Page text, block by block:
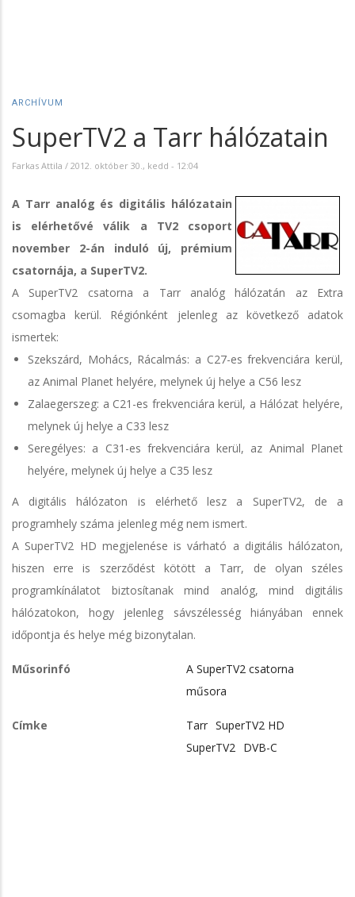
ARCHÍVUM
SuperTV2 a Tarr hálózatain
Farkas Attila / 2012. október 30., kedd - 12:04
A Tarr analóg és digitális hálózatain
is elérhetővé válik a TV2 csoport
november 2-án induló új, prémium
csatornája, a SuperTV2.
A SuperTV2 csatorna a Tarr analóg hálózatán az Extra
csomagba kerül. Régiónként jelenleg az következő adatok
ismertek:
Szekszárd, Mohács, Rácalmás: a C27-es frekvenciára kerül,
az Animal Planet helyére, melynek új helye a C56 lesz
Zalaegerszeg: a C21-es frekvenciára kerül, a Hálózat helyére,
melynek új helye a C33 lesz
Seregélyes: a C31-es frekvenciára kerül, az Animal Planet
helyére, melynek új helye a C35 lesz
A digitális hálózaton is elérhető lesz a SuperTV2, de a
programhely száma jelenleg még nem ismert.
A SuperTV2 HD megjelenése is várható a digitális hálózaton,
hiszen erre is szerződést kötött a Tarr, de olyan széles
programkínálatot biztosítanak mind analóg, mind digitális
hálózatokon, hogy jelenleg sávszélesség hiányában ennek
időpontja és helye még bizonytalan.
Műsorinfó
A SuperTV2 csatorna
műsora
Címke Tarr SuperTV2 HD
SuperTV2 DVB-C